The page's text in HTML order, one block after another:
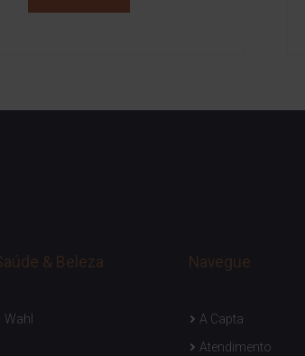
& Beleza
Wahl
Navegue
A Capta
Atendimento